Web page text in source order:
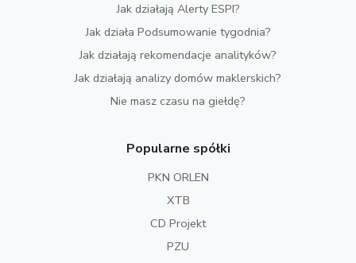
Jak działają Alerty ESPI?
Jak działa Podsumowanie tygodnia?
Jak działają rekomendacje analityków?
Jak działają analizy domów maklerskich?
Nie masz czasu na giełdę?
Popularne spółki
PKN ORLEN
XTB
CD Projekt
PZU